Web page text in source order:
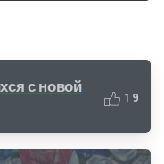
с новой
1 9